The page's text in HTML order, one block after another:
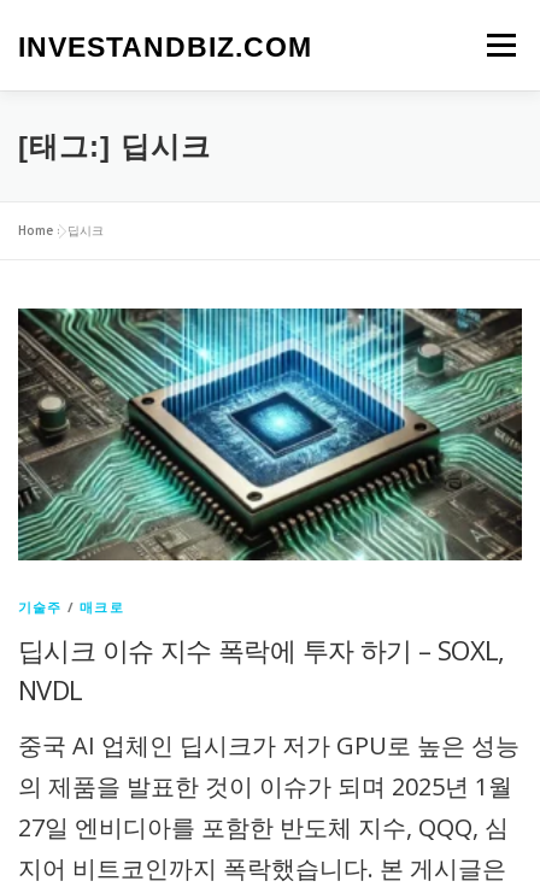
INVESTANDBIZ.COM 메뉴
[태그:] 딥시크
Home »딥시크
기술주 /매크로
딥시크 이슈 지수 폭락에 투자 하기 – SOXL,
NVDL
중국 AI 업체인 딥시크가 저가 GPU로 높은 성능
의 제품을 발표한 것이 이슈가 되며 2025년 1월
27일 엔비디아를 포함한 반도체 지수, QQQ, 심
지어 비트코인까지 폭락했습니다. 본 게시글은